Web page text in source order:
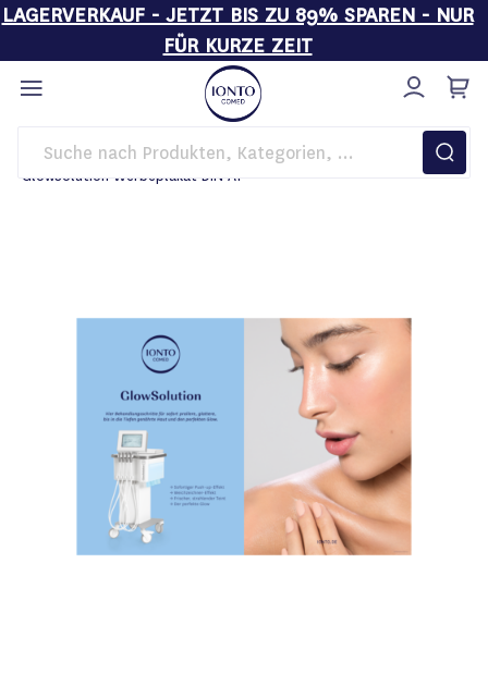
LAGERVERKAUF - JETZT BIS ZU 89% SPAREN - NUR
FÜR KURZE ZEIT
Direkt
zum
Inhalt
Startseite
Kosmetikgeräte
GlowSolution Werbeplakat DIN A1